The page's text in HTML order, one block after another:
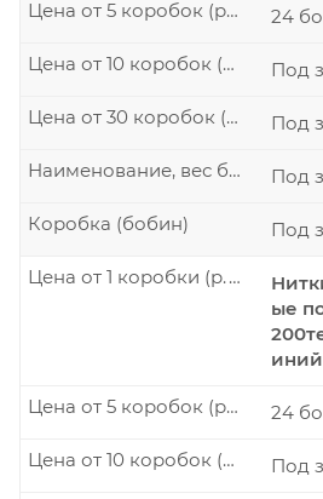
24
Цена от 5 коробок (р./шт.)
Под
Цена от 10 коробок (р./шт.)
Под
Цена от 30 коробок (р./шт.)
Под
Наименование, вес бобины
Под
Коробка (бобин)
ые
иний
Цена от 1 коробки (р./шт.)
24
Цена от 5 коробок (р./шт.)
Под
Цена от 10 коробок (р./шт.)